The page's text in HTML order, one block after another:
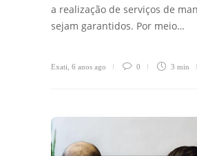
a realização de serviços de
sejam garantidos. Por meio…
Exati 6 anos ago 0 3 min